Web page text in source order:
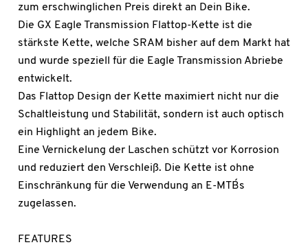
zum erschwinglichen Preis direkt an Dein Bike.
Die GX Eagle Transmission Flattop-Kette ist die
stärkste Kette, welche SRAM bisher auf dem Markt hat
und wurde speziell für die Eagle Transmission Abriebe
entwickelt.
Das Flattop Design der Kette maximiert nicht nur die
Schaltleistung und Stabilität, sondern ist auch optisch
ein Highlight an jedem Bike.
Eine Vernickelung der Laschen schützt vor Korrosion
und reduziert den Verschleiß. Die Kette ist ohne
Einschränkung für die Verwendung an E-MTB´s
zugelassen.
FEATURES